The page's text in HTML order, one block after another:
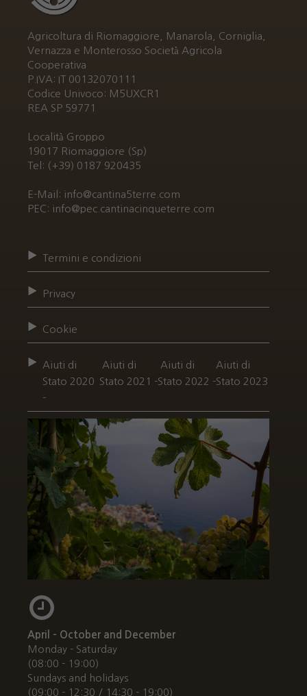
Agricoltura di Riomaggiore, Manarola, Corniglia,
Vernazza e Monterosso Società Agricola
Cooperativa
P.IVA: IT 00132070111
Codice Univoco: M5UXCR1
REA SP 59771
Località Groppo
19017 Riomaggiore (Sp)
Tel: (+39) 0187 920435
E-Mail: info@cantina5terre.com
PEC: info@pec.cantinacinqueterre.com
Termini e condizioni
Privacy
Cookie
Aiuti di
Stato 2020
-
Aiuti di
Stato 2021 -
Aiuti di
Stato 2022 -
Aiuti di
Stato 2023
April - October and December
Monday - Saturday
(08:00 - 19:00)
Sundays and holidays
(09:00 - 12:30 / 14:30 - 19:00)